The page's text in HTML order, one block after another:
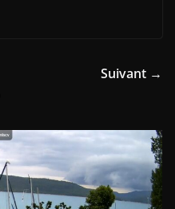
Suivant →